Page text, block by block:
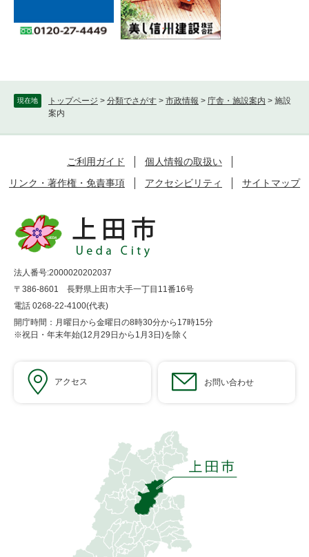
現在地 トップページ > 分類でさがす > 市政情報 > 庁舎・施設案内 > 施設
案内
ご利用ガイド
個人情報の取扱い
リンク・著作権・免責事項
アクセシビリティ サイトマップ
法人番号:2000020202037
〒386-8601 長野県上田市大手一丁目11番16号
電話 0268-22-4100(代表)
開庁時間：月曜日から金曜日の8時30分から17時15分
※祝日・年末年始(12月29日から1月3日)を除く
アクセス お問い合わせ